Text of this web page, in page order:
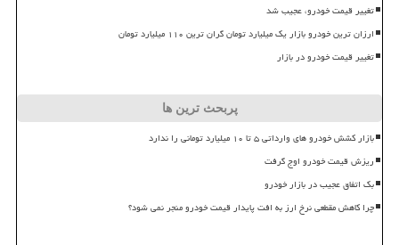
تغییر قیمت خودرو، عجیب شد
ارزان ترین خودرو بازار یک میلیارد تومان گران ترین ۱۱۰ میلیارد تومان
تغییر قیمت خودرو در بازار
پربحث ترین ها
بازار کشش خودرو های وارداتی ۵ تا ۱۰ میلیارد تومانی را ندارد
ریزش قیمت خودرو اوج گرفت
بک اتفاق عجیب در بازار خودرو
چرا کاهش مقطعی نرخ ارز به افت پایدار قیمت خودرو منجر نمی شود؟